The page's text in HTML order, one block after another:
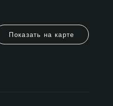
Показать на карте